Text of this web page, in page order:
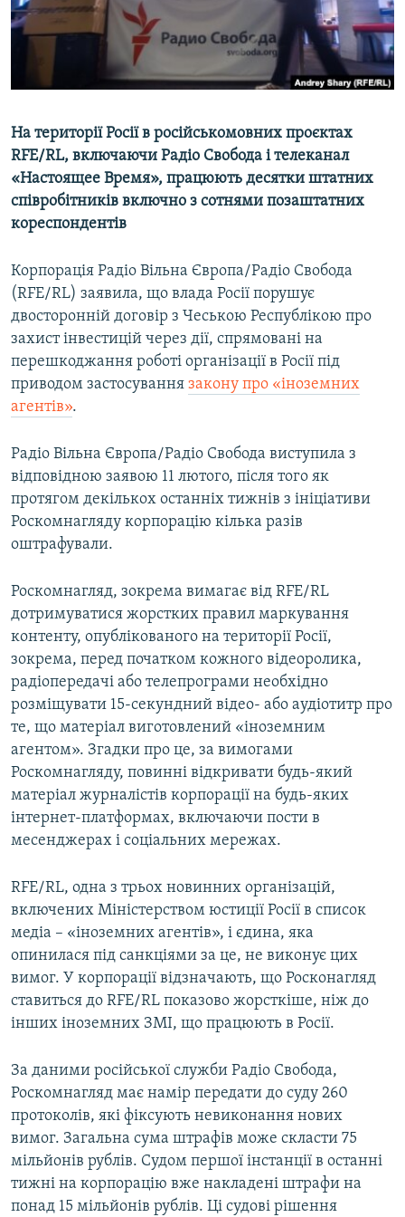
ВІДЕОУРОКИ «ELIFBE»
СВІДЧЕННЯ ОКУПАЦІЇ
УКРАЇНСЬКА ПРОБЛЕМА КРИМУ
Русский
Qırımtatar
Усі сайти RFE/RL
На території Росії в російськомовних проєктах
RFE/RL, включаючи Радіо Свобода і телеканал
«Настоящее Время», працюють десятки штатних
співробітників включно з сотнями позаштатних
кореспондентів
Корпорація Радіо Вільна Європа/Радіо Свобода
(RFE/RL) заявила, що влада Росії порушує
двосторонній договір з Чеською Республікою про
захист інвестицій через дії, спрямовані на
перешкоджання роботі організації в Росії під
приводом застосування закону про «іноземних
агентів».
Радіо Вільна Європа/Радіо Свобода виступила з
відповідною заявою 11 лютого, після того як
протягом декількох останніх тижнів з ініціативи
Роскомнагляду корпорацію кілька разів
оштрафували.
Роскомнагляд, зокрема вимагає від RFE/RL
дотримуватися жорстких правил маркування
контенту, опублікованого на території Росії,
зокрема, перед початком кожного відеоролика,
радіопередачі або телепрограми необхідно
розміщувати 15-секундний відео- або аудіотитр про
те, що матеріал виготовлений «іноземним
агентом». Згадки про це, за вимогами
Роскомнагляду, повинні відкривати будь-який
матеріал журналістів корпорації на будь-яких
інтернет-платформах, включаючи пости в
месенджерах і соціальних мережах.
RFE/RL, одна з трьох новинних організацій,
включених Міністерством юстиції Росії в список
медіа – «іноземних агентів», і єдина, яка
опинилася під санкціями за це, не виконує цих
вимог. У корпорації відзначають, що Росконагляд
ставиться до RFE/RL показово жорсткіше, ніж до
інших іноземних ЗМІ, що працюють в Росії.
За даними російської служби Радіо Свобода,
Роскомнагляд має намір передати до суду 260
протоколів, які фіксують невиконання нових
вимог. Загальна сума штрафів може скласти 75
мільйонів рублів. Судом першої інстанції в останні
тижні на корпорацію вже накладені штрафи на
понад 15 мільйонів рублів. Ці судові рішення